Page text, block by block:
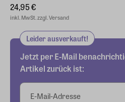
24,95 €
inkl. MwSt. zzgl. Versand
Leider ausverkauft!
Jetzt per E-Mail
Artikel zurück ist:
E-Mail-Adresse